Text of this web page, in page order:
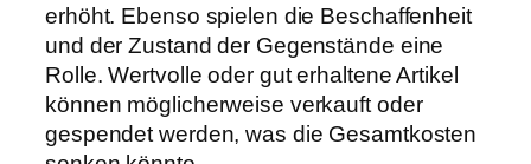
erhöht. Ebenso spielen die Beschaffenheit
und der Zustand der Gegenstände eine
Rolle. Wertvolle oder gut erhaltene Artikel
können möglicherweise verkauft oder
gespendet werden, was die Gesamtkosten